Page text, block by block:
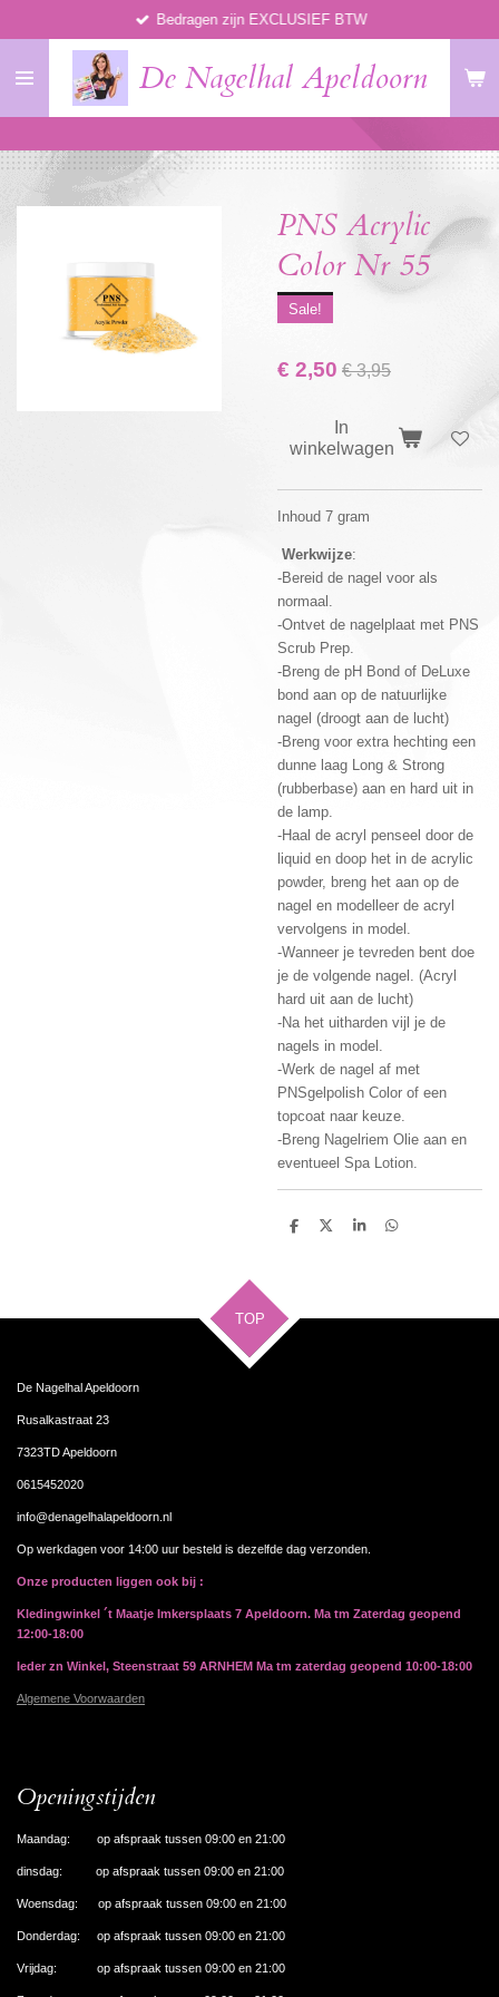
naar
hoofdinhoud
De Nagelhal Apeldoorn
Bedragen zijn EXCLUSIEF BTW
PNS Acrylic
Color Nr 55
Sale!
€ 2,50 € 3,95
In
winkelwagen
Inhoud 7 gram
Werkwijze:
-Bereid de nagel voor als
normaal.
-Ontvet de nagelplaat met PNS
Scrub Prep.
-Breng de pH Bond of DeLuxe
bond aan op de natuurlijke
nagel (droogt aan de lucht)
-Breng voor extra hechting een
dunne laag Long & Strong
(rubberbase) aan en hard uit in
de lamp.
-Haal de acryl penseel door de
liquid en doop het in de acrylic
powder, breng het aan op de
nagel en modelleer de acryl
vervolgens in model.
-Wanneer je tevreden bent doe
je de volgende nagel. (Acryl
hard uit aan de lucht)
-Na het uitharden vijl je de
nagels in model.
-Werk de nagel af met
PNSgelpolish Color of een
topcoat naar keuze.
-Breng Nagelriem Olie aan en
eventueel Spa Lotion.
D
D
S
D
TOP
De Nagelhal Apeldoorn
Rusalkastraat 23
7323TD Apeldoorn
0615452020
info@denagelhalapeldoorn.nl
Op werkdagen voor 14:00 uur besteld is dezelfde dag verzonden.
Onze producten liggen ook bij :
Kledingwinkel ´t Maatje Imkersplaats 7 Apeldoorn. Ma tm Zaterdag geopend
12:00-18:00
Ieder zn Winkel, Steenstraat 59 ARNHEM Ma tm zaterdag geopend 10:00-18:00
Algemene Voorwaarden
Openingstijden
Maandag: op afspraak tussen 09:00 en 21:00
dinsdag: op afspraak tussen 09:00 en 21:00
Woensdag: op afspraak tussen 09:00 en 21:00
Donderdag: op afspraak tussen 09:00 en 21:00
Vrijdag: op afspraak tussen 09:00 en 21:00